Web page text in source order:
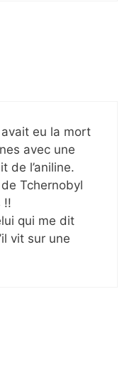
avait eu la mort
avec une
de l’aniline.
Tchernobyl
!!
qui me dit
vit sur une